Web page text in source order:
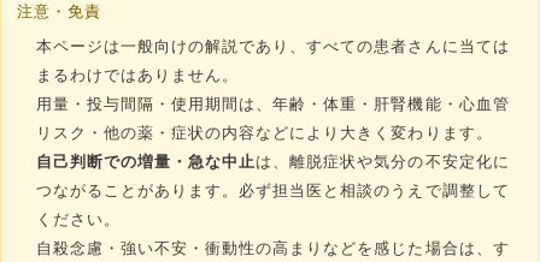
注意・免責
本ページは一般向けの解説であり、すべての患者さんに当ては
まるわけではありません。
用量・投与間隔・使用期間は、年齢・体重・肝腎機能・心血管
リスク・他の薬・症状の内容などにより大きく変わります。
自己判断での増量・急な中止 は、離脱症状や気分の不安定化に
つながることがあります。必ず担当医と相談のうえで調整して
ください。
自殺念慮・強い不安・衝動性の高まりなどを感じた場合は、す